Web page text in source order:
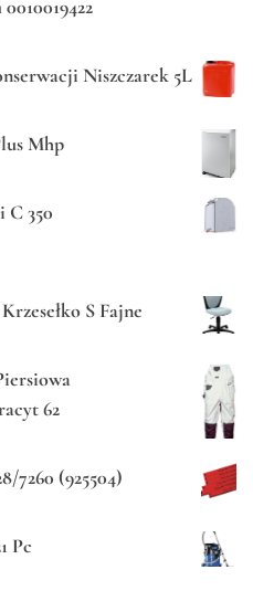
Niszczarek 5L
Mhp
350
S Fajne
62
7260 (925504)
Pc